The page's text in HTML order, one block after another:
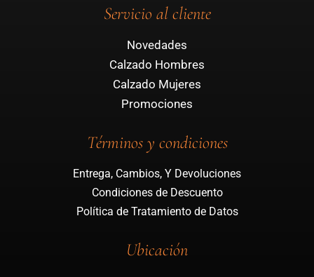
Servicio al cliente
Novedades
Calzado Hombres
Calzado Mujeres
Promociones
Términos y condiciones
Entrega, Cambios, Y Devoluciones
Condiciones de Descuento
Política de Tratamiento de Datos
Ubicación